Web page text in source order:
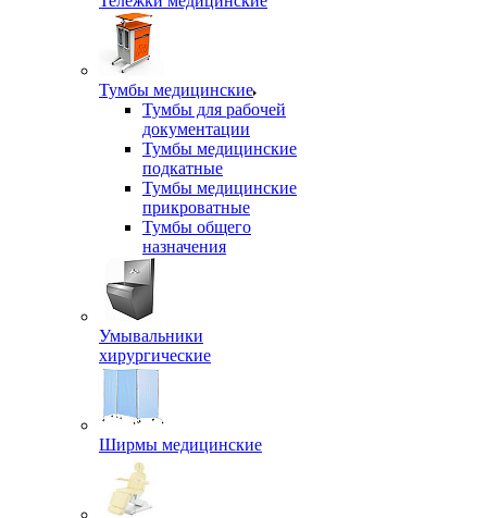
Тумбы медицинские
Тумбы для рабочей
документации
Тумбы медицинские
подкатные
Тумбы медицинские
прикроватные
Тумбы общего
назначения
Умывальники
хирургические
Ширмы медицинские